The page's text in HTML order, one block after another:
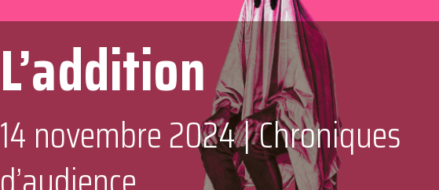
L’addition
14 novembre 2024|Chroniques